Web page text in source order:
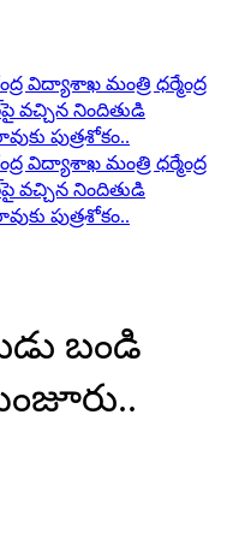
విద్యాశాఖ మంత్రి ధర్మేంద్ర
నిందితుడి
పుత్రశోకం..
విద్యాశాఖ మంత్రి ధర్మేంద్ర
నిందితుడి
పుత్రశోకం..
బండి